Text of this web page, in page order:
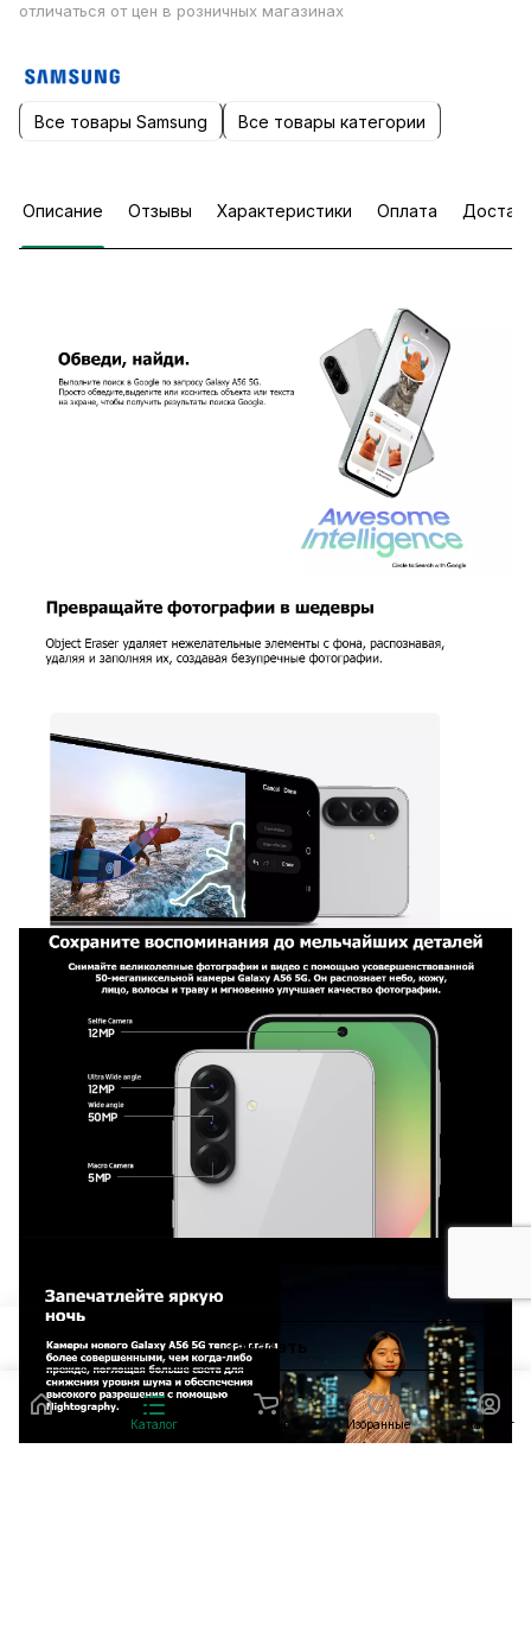
Заказать
отличаться от цен в розничных магазинах
Все товары Samsung Все товары категории
Описание Отзывы Характеристики Оплата
Каталог Корзина Избранные Кабинет